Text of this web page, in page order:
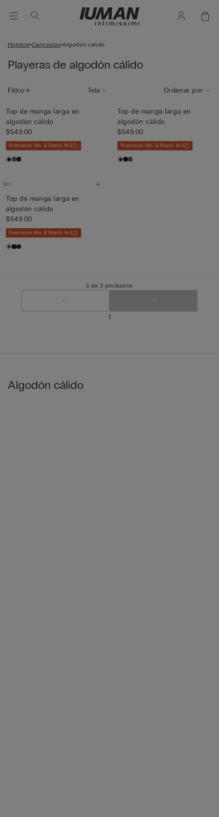
Hombre Camisetas Algodón cálido
Playeras de algodón cálido
Filtro Tela Ordenar por
Top de manga larga en
algodón cálido
$549.00
Promoción Mix & Match 4x3
Top de manga larga en
algodón cálido
$549.00
Promoción Mix & Match 4x3
Top de manga larga en
algodón cálido
$549.00
Promoción Mix & Match 4x3
3 de 3 productos
1
Algodón cálido